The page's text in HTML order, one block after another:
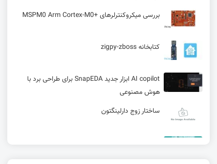
بررسی میکروکنترلرهای +MSPM0 Arm Cortex-M0
کتابخانه zigpy-zboss
AI copilot ابزار جدید SnapEDA برای طراحی برد با
هوش مصنوعی
ساختار زوج دارلینگتون